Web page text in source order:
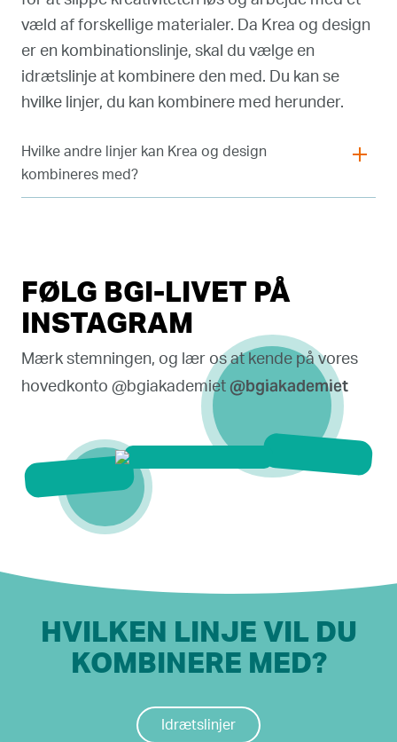
væld af forskellige materialer. Da Krea og design
er en kombinationslinje, skal du vælge en
idrætslinje at kombinere den med. Du kan se
hvilke linjer, du kan kombinere med herunder.
Hvilke andre linjer kan Krea og design
kombineres med?
FØLG BGI-LIVET PÅ
INSTAGRAM
Mærk stemningen, og lær os at kende på vores
hovedkonto @bgiakademiet @bgiakademiet
HVILKEN LINJE VIL DU
KOMBINERE MED?
Idrætslinjer